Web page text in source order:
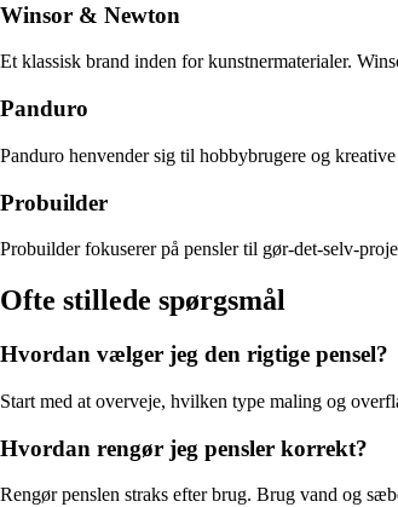
Winsor & Newton
Et klassisk brand inden for kunstnermaterialer.
Panduro
Panduro henvender sig til hobbybrugere og
Probuilder
Probuilder fokuserer på pensler til gør-det-selv-
Ofte stillede spørgsmål
Hvordan vælger jeg den rigtige pensel?
Start med at overveje, hvilken type maling og
Hvordan rengør jeg pensler korrekt?
Rengør penslen straks efter brug. Brug vand og